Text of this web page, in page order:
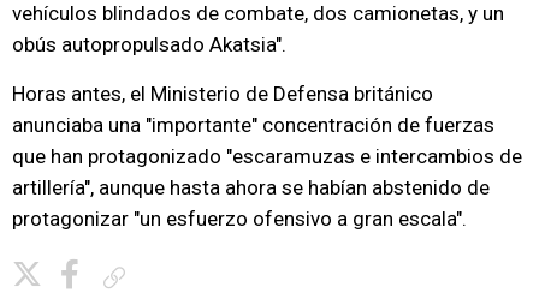
vehículos blindados de combate, dos camionetas, y un
obús autopropulsado Akatsia".
Horas antes, el Ministerio de Defensa británico
anunciaba una "importante" concentración de fuerzas
que han protagonizado "escaramuzas e intercambios de
artillería", aunque hasta ahora se habían abstenido de
protagonizar "un esfuerzo ofensivo a gran escala".